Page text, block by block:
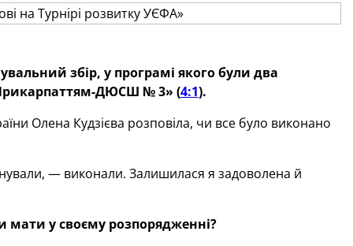
збір, у програмі якого були два
ДЮСШ № 3» (4:1).
Олена Кудзієва розповіла, чи все було виконано
— виконали. Залишилася я задоволена й
мати у своєму розпорядженні?